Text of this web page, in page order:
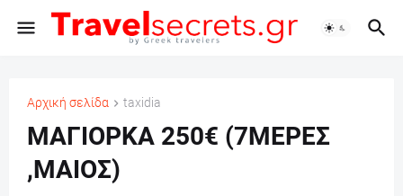
Αρχική σελίδα taxidia
ΜΑΓΙΟΡΚΑ 250€ (7ΜΕΡΕΣ
,ΜΑΙΟΣ)